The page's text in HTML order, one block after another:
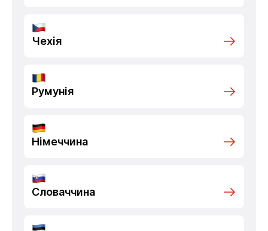
Чехія
Румунія
Німеччина
Словаччина